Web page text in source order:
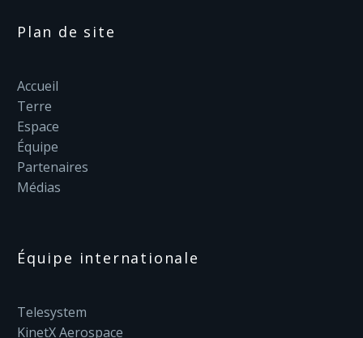
Plan de site
Accueil
Terre
Espace
Équipe
Partenaires
Médias
Équipe internationale
Telesystem
KinetX Aerospace